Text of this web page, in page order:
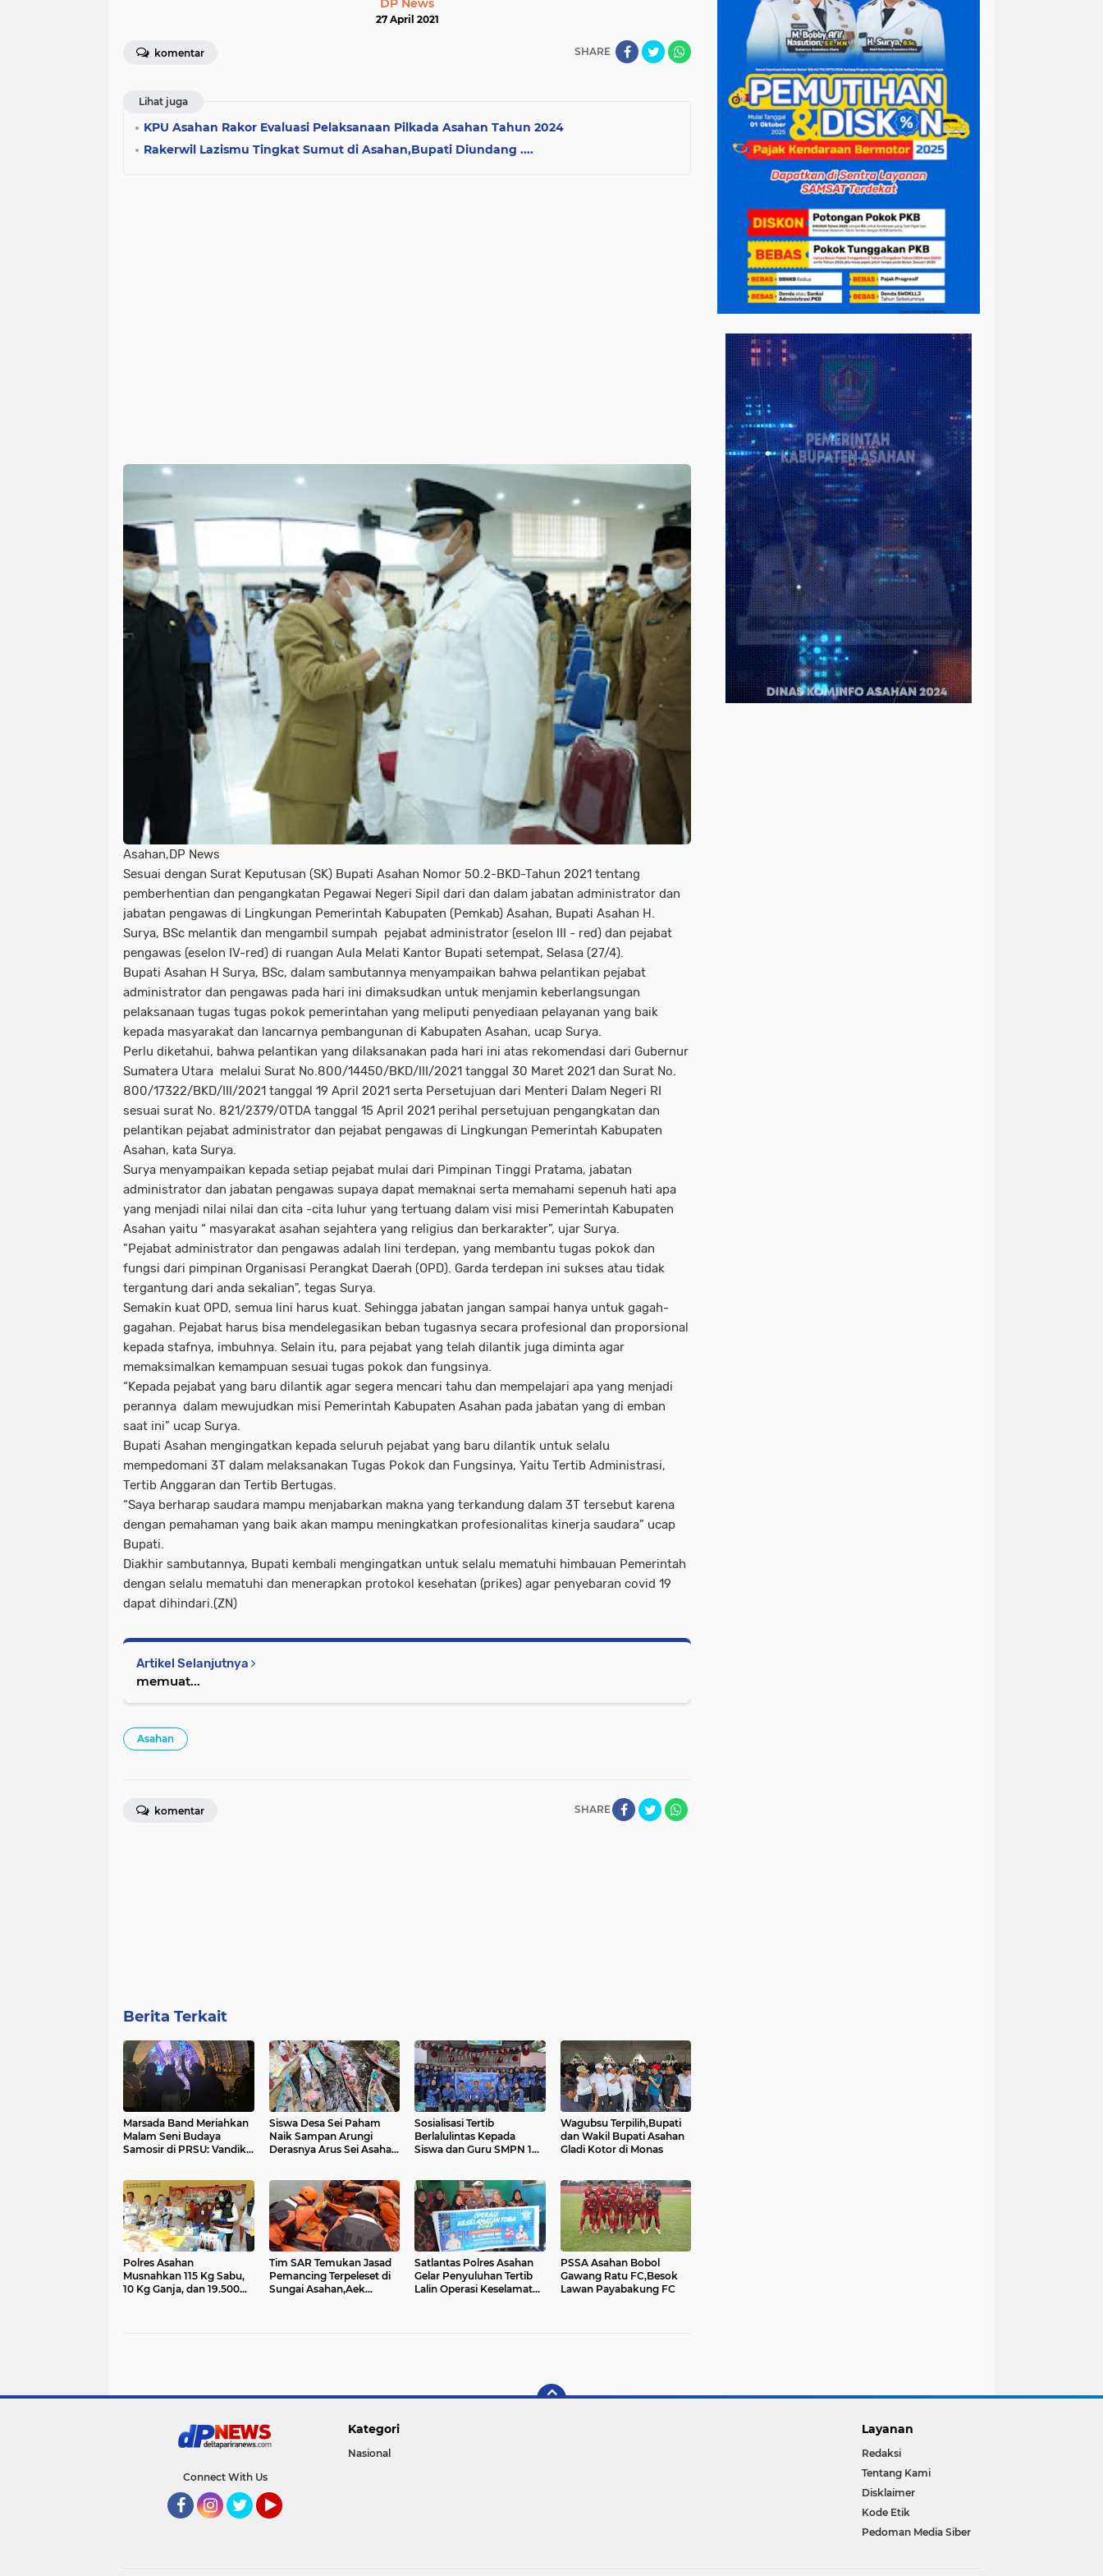
DP News
27 April 2021
komentar SHARE
Lihat juga
KPU Asahan Rakor Evaluasi Pelaksanaan Pilkada Asahan Tahun 2024
Rakerwil Lazismu Tingkat Sumut di Asahan,Bupati Diundang ....
Asahan,DP News
Sesuai dengan Surat Keputusan (SK) Bupati Asahan Nomor 50.2-BKD-Tahun 2021 tentang
pemberhentian dan pengangkatan Pegawai Negeri Sipil dari dan dalam jabatan administrator dan
jabatan pengawas di Lingkungan Pemerintah Kabupaten (Pemkab) Asahan, Bupati Asahan H.
Surya, BSc melantik dan mengambil sumpah pejabat administrator (eselon III - red) dan pejabat
pengawas (eselon IV-red) di ruangan Aula Melati Kantor Bupati setempat, Selasa (27/4).
Bupati Asahan H Surya, BSc, dalam sambutannya menyampaikan bahwa pelantikan pejabat
administrator dan pengawas pada hari ini dimaksudkan untuk menjamin keberlangsungan
pelaksanaan tugas tugas pokok pemerintahan yang meliputi penyediaan pelayanan yang baik
kepada masyarakat dan lancarnya pembangunan di Kabupaten Asahan, ucap Surya.
Perlu diketahui, bahwa pelantikan yang dilaksanakan pada hari ini atas rekomendasi dari Gubernur
Sumatera Utara melalui Surat No.800/14450/BKD/III/2021 tanggal 30 Maret 2021 dan Surat No.
800/17322/BKD/III/2021 tanggal 19 April 2021 serta Persetujuan dari Menteri Dalam Negeri RI
sesuai surat No. 821/2379/OTDA tanggal 15 April 2021 perihal persetujuan pengangkatan dan
pelantikan pejabat administrator dan pejabat pengawas di Lingkungan Pemerintah Kabupaten
Asahan, kata Surya.
Surya menyampaikan kepada setiap pejabat mulai dari Pimpinan Tinggi Pratama, jabatan
administrator dan jabatan pengawas supaya dapat memaknai serta memahami sepenuh hati apa
yang menjadi nilai nilai dan cita -cita luhur yang tertuang dalam visi misi Pemerintah Kabupaten
Asahan yaitu “ masyarakat asahan sejahtera yang religius dan berkarakter”, ujar Surya.
"Pejabat administrator dan pengawas adalah lini terdepan, yang membantu tugas pokok dan
fungsi dari pimpinan Organisasi Perangkat Daerah (OPD). Garda terdepan ini sukses atau tidak
tergantung dari anda sekalian", tegas Surya.
Semakin kuat OPD, semua lini harus kuat. Sehingga jabatan jangan sampai hanya untuk gagah-
gagahan. Pejabat harus bisa mendelegasikan beban tugasnya secara profesional dan proporsional
kepada stafnya, imbuhnya. Selain itu, para pejabat yang telah dilantik juga diminta agar
memaksimalkan kemampuan sesuai tugas pokok dan fungsinya.
“Kepada pejabat yang baru dilantik agar segera mencari tahu dan mempelajari apa yang menjadi
perannya dalam mewujudkan misi Pemerintah Kabupaten Asahan pada jabatan yang di emban
saat ini” ucap Surya.
Bupati Asahan mengingatkan kepada seluruh pejabat yang baru dilantik untuk selalu
mempedomani 3T dalam melaksanakan Tugas Pokok dan Fungsinya, Yaitu Tertib Administrasi,
Tertib Anggaran dan Tertib Bertugas.
“Saya berharap saudara mampu menjabarkan makna yang terkandung dalam 3T tersebut karena
dengan pemahaman yang baik akan mampu meningkatkan profesionalitas kinerja saudara” ucap
Bupati.
Diakhir sambutannya, Bupati kembali mengingatkan untuk selalu mematuhi himbauan Pemerintah
dengan selalu mematuhi dan menerapkan protokol kesehatan (prikes) agar penyebaran covid 19
dapat dihindari.(ZN)
Artikel Selanjutnya
memuat...
Asahan
SHARE
komentar
Berita Terkait
Marsada Band Meriahkan
Malam Seni Budaya
Samosir di PRSU: Vandiko
Siswa Desa Sei Paham
Naik Sampan Arungi
Derasnya Arus Sei Asahan
Sosialisasi Tertib
Berlalulintas Kepada
Siswa dan Guru SMPN 1
Wagubsu Terpilih,Bupati
dan Wakil Bupati Asahan
Gladi Kotor di Monas
Polres Asahan
Musnahkan 115 Kg Sabu,
10 Kg Ganja, dan 19.500
Tim SAR Temukan Jasad
Pemancing Terpeleset di
Sungai Asahan,Aek
Satlantas Polres Asahan
Gelar Penyuluhan Tertib
Lalin Operasi Keselamatan
PSSA Asahan Bobol
Gawang Ratu FC,Besok
Lawan Payabakung FC
Connect With Us
Kategori
Nasional
Layanan
Redaksi
Tentang Kami
Disklaimer
Kode Etik
Pedoman Media Siber